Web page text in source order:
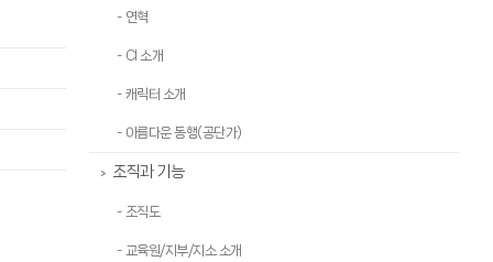
- 연혁
- CI 소개
- 캐릭터 소개
- 아름다운 동행(공단가)
> 조직과 기능
- 조직도
- 교육원/지부/지소 소개